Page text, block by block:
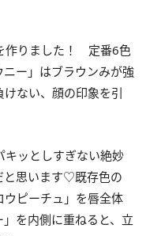
作りました！ 定番6色
ー」はブラウンみが強
ない、顔の印象を引
キッとしすぎない絶妙
と思います♡既存色の
ウピーチュ」を唇全体
を内側に重ねると、立